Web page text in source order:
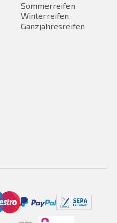
Sommerreifen
Winterreifen
Ganzjahresreifen